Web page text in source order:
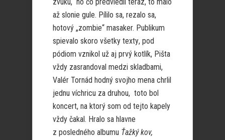
až slonie gule. Pílilo sa, rezalo sa,
hotový „zombie“ masaker. Publikum
spievalo skoro všetky texty, pod
pódiom vznikol už aj prvý kotlík, Pišta
vždy zasrandoval medzi skladbami,
Valér Tornád hodný svojho mena chrlil
jednu víchricu za druhou, toto bol
koncert, na ktorý som od tejto kapely
vždy čakal. Hralo sa hlavne
z posledného albumu Ťažký kov,